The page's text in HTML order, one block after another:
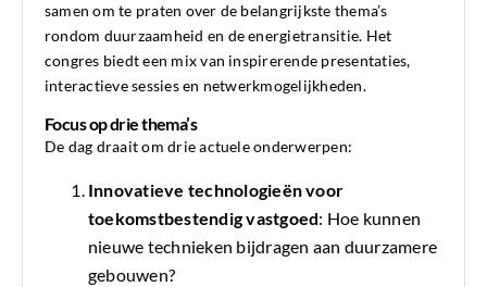
samen om te praten over de belangrijkste thema’s
rondom duurzaamheid en de energietransitie. Het
congres biedt een mix van inspirerende presentaties,
interactieve sessies en netwerkmogelijkheden.
Focus op drie thema’s
De dag draait om drie actuele onderwerpen:
Innovatieve technologieën voor
toekomstbestendig vastgoed: Hoe kunnen
nieuwe technieken bijdragen aan duurzamere
gebouwen?